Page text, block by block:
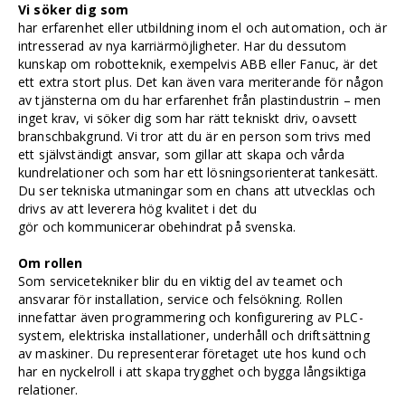
Vi söker dig som
har erfarenhet eller utbildning inom el och automation, och är
intresserad av nya karriärmöjligheter. Har du dessutom
kunskap om robotteknik, exempelvis ABB eller Fanuc, är det
ett extra stort plus. Det kan även vara meriterande för någon
av tjänsterna om du har erfarenhet från plastindustrin – men
inget krav, vi söker dig som har rätt tekniskt driv, oavsett
branschbakgrund. Vi tror att du är en person som trivs med
ett självständigt ansvar, som gillar att skapa och vårda
kundrelationer och som har ett lösningsorienterat tankesätt.
Du ser tekniska utmaningar som en chans att utvecklas och
drivs av att leverera hög kvalitet i det du
gör och kommunicerar obehindrat på svenska.
Om rollen
Som servicetekniker blir du en viktig del av teamet och
ansvarar för installation, service och felsökning. Rollen
innefattar även programmering och konfigurering av PLC-
system, elektriska installationer, underhåll och driftsättning
av maskiner. Du representerar företaget ute hos kund och
har en nyckelroll i att skapa trygghet och bygga långsiktiga
relationer.